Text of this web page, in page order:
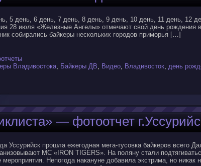
5 день, 6 день, 7 день, 8 день, 9 день, 10 день, 11 день, 12
28 июля «Железные Ангелы» отмечают свой день рождения в
собирались байкеры нескольких городов приморья […]
Владивостока, Байкеры ДВ, Видео, Владивосток, день
— фотоотчет
Уссурийск прошла ежегодная мега-тусовка байкеров всего
MC «IRON TIGERS». На поляну стали
Непогода накануне добавила экстрима, но